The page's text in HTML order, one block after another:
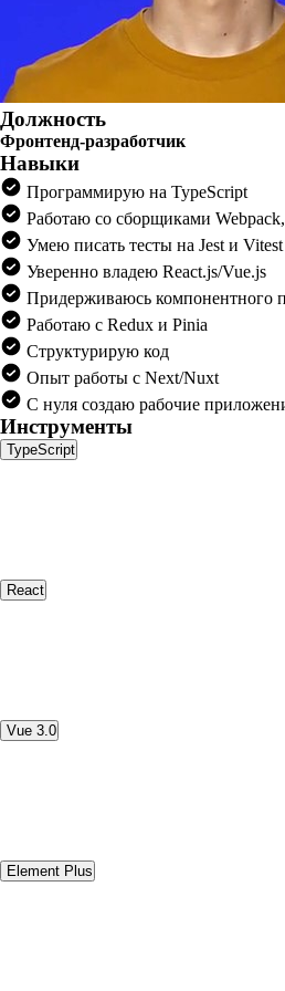
Должность
Фронтенд-разработчик
Навыки
Программирую на TypeScript
Работаю со сборщиками
Умею писать тесты на Jest и Vitest
Уверенно владею React.js/Vue.js
Придерживаюсь компонентного
Работаю с Redux и Pinia
Структурирую код
Опыт работы с Next/Nuxt
С нуля создаю рабочие
Инструменты
TypeScript
React
Vue 3.0
Element Plus